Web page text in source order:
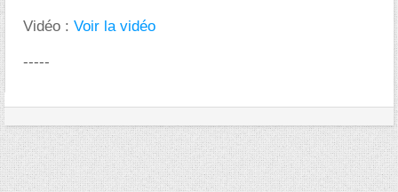
Vidéo : Voir la vidéo
-----